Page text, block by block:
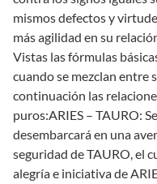
mismos defectos y
más agilidad en su
Vistas las fórmulas
cuando se mezclan entre
continuación las
puros:ARIES – TAURO:
desembarcará en una
seguridad de TAURO, el
alegría e iniciativa de